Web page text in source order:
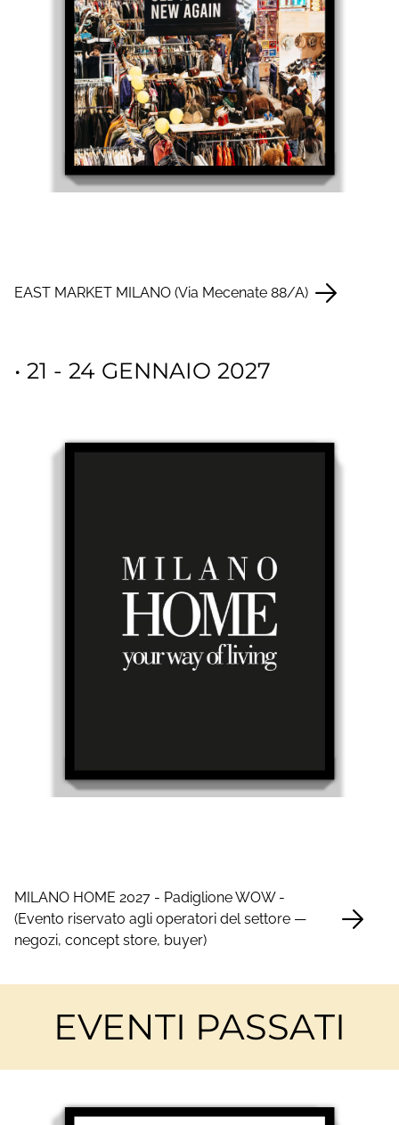
EAST MARKET MILANO (Via Mecenate 88/A)
• 21 - 24 GENNAIO 2027
MILANO HOME 2027 - Padiglione WOW -
(Evento riservato agli operatori del settore —
negozi, concept store, buyer)
EVENTI PASSATI